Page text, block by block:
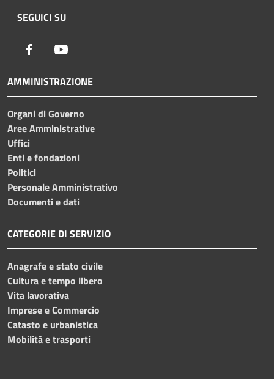
SEGUICI SU
Facebook
AMMINISTRAZIONE
Organi di Governo
Aree Amministrative
Uffici
Enti e fondazioni
Politici
Personale Amministrativo
Documenti e dati
CATEGORIE DI SERVIZIO
Anagrafe e stato civile
Cultura e tempo libero
Vita lavorativa
Imprese e Commercio
Catasto e urbanistica
Mobilità e trasporti